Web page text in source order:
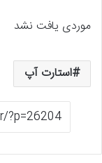
موردی یافت نشد
استارت آپ